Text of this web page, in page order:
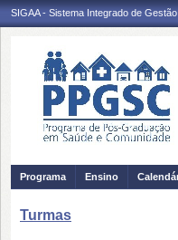
SIGAA - Sistema Integrado de
Programa Ensino
Turmas